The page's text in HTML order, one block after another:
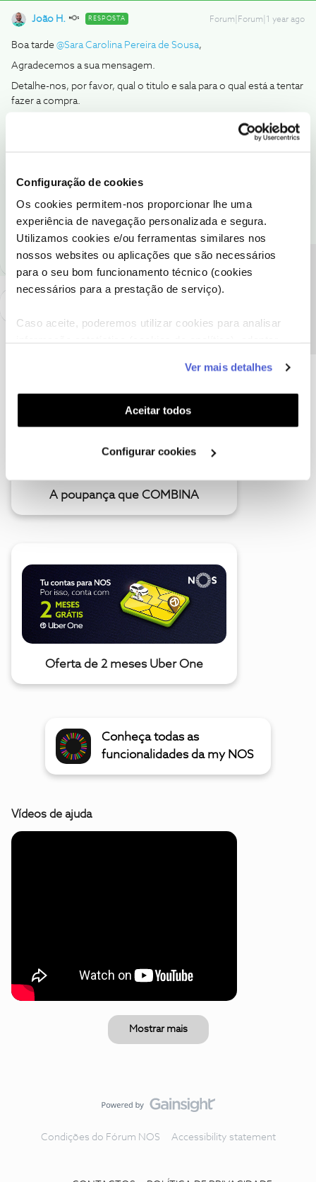
Configuração de cookies
Os cookies permitem-nos proporcionar lhe uma
experiência de navegação personalizada e segura.
Utilizamos cookies e/ou ferramentas similares nos
nossos websites ou aplicações que são necessários
para o seu bom funcionamento técnico (cookies
necessários para a prestação de serviço).
Caso aceite, poderemos utilizar cookies para analisar
funcionalidades (cookies de personalização e
funcionalidade) e adaptar anúncios aos seus interesses
(cookies de publicidade personalizada). Pode gerir a
utilização dos cookies clicando em "Configurar
Ver mais detalhes
Aceitar todos
Configurar cookies
João H. RESPOSTA Forum|Forum|1 year ago
Boa tarde ​ @Sara Carolina Pereira de Sousa,
Agradecemos a sua mensagem.
Detalhe-nos, por favor, qual o titulo e sala para o qual está a tentar
fazer a compra.
Indique-nos, por favor, em que campo inseriu o código.
Ajude a comunidade a encontrar informação relevante. Marque
como "Melhor Resposta" e faça "Like" nos melhores comentários.
Siga os perfis da moderação, através da opção "Seguir", para estar
sempre a par das ultimas novidades.
A poupança que COMBINA
Oferta de 2 meses Uber One
Conheça todas as
funcionalidades da my NOS
Vídeos de ajuda
Mostrar mais
Condições do Fórum NOS Accessibility statement